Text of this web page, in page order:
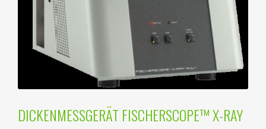
DICKENMESSGERÄT FISCHERSCOPE™ X-RAY